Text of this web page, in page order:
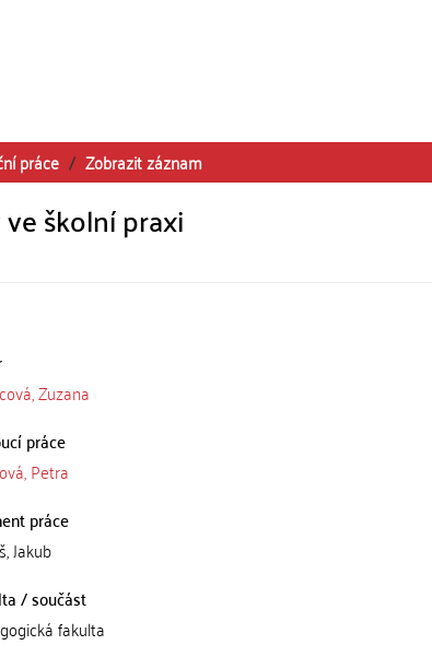
práce Zobrazit záznam
školní praxi
Zuzana
práce
Petra
práce
Jakub
/ součást
fakulta